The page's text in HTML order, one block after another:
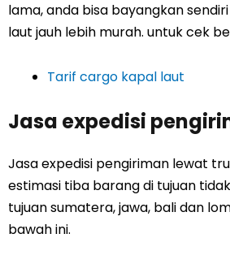
lama, anda bisa bayangkan
laut jauh lebih murah. untuk cek
Tarif cargo kapal laut
Jasa expedisi
Jasa expedisi pengiriman lewat
estimasi tiba barang di tujuan
tujuan sumatera, jawa, bali dan
bawah ini.